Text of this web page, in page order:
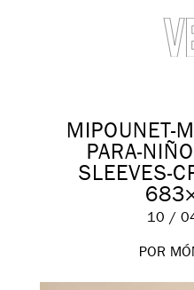
MIPOUNET-
PARA-
SLEEVES-
10 /
POR